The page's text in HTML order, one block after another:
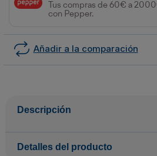
Tus compras de 60€ a
con Pepper.
Añadir a la comparación
Descripción
Detalles del producto